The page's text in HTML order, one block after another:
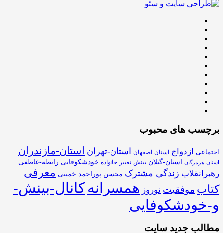
برچسب های محبوب
اجتماعی ازدواج استان-اصفهان استان-تهران استان-مازندران
استان-هرمزگان استان-گیلان بینش تغییر خانواده خودشکوفایی رابطه-عاطفی
رهبرانقلاب زندگی مشترک محسن پوراحمد خمینی معرفی
کتاب موفقیت نوروز همسرانهکانال-بینش-
و-خودشکوفایی
مطالب جدید سایت